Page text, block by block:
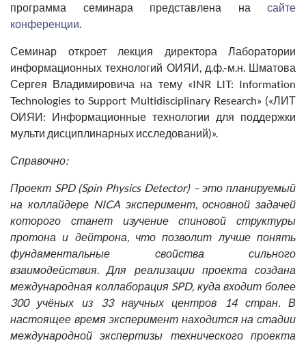
программа семинара представлена на сайте
конференции.
Семинар откроет лекция директора Лаборатории
информационных технологий ОИЯИ, д.ф.-м.н. Шматова
Сергея Владимировича на тему «INR LIT: Information
Technologies to Support Multidisciplinary Research» («ЛИТ
ОИЯИ: Информационные технологии для поддержки
мульти дисциплинарных исследований)».
Справочно:
Проект SPD (Spin Physics Detector) – это планируемый
на коллайдере NICA эксперимент, основной задачей
которого станет изучение спиновой структуры
протона и дейтрона, что позволит лучше понять
фундаментальные свойства сильного
взаимодействия. Для реализации проекта создана
международная коллаборация SPD, куда входит более
300 учёных из 33 научных центров 14 стран. В
настоящее время эксперимент находится на стадии
международной экспертизы технического проекта